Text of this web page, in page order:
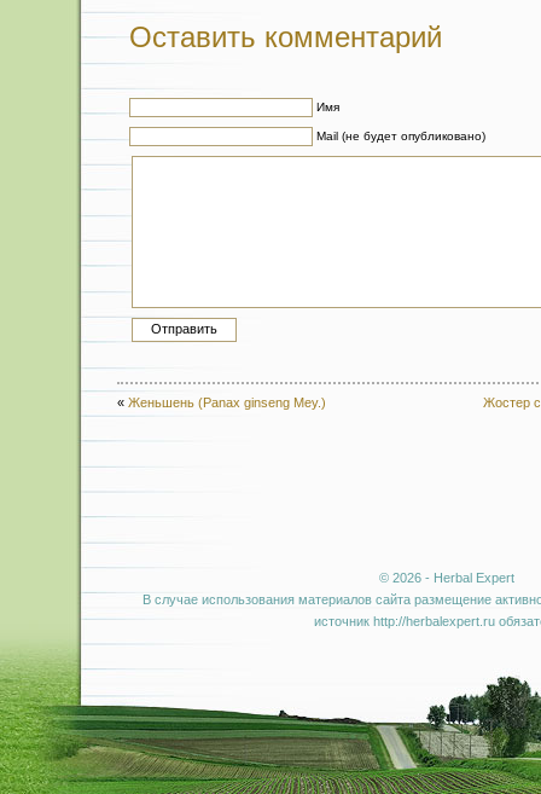
Оставить комментарий
Имя
Mail (не будет опубликовано)
« Женьшень (Panax ginseng Меу.) Жостер
© 2026 - Herbal Expert
В случае использования материалов сайта размещение
источник http://herbalexpert.ru